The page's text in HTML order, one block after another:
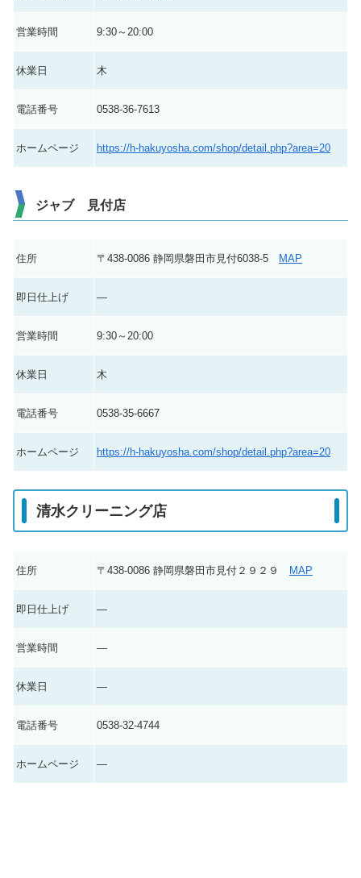
営業時間 9:30～20:00
休業日 木
電話番号 0538-36-7613
ホームページ https://h-hakuyosha.com/shop/detail.php?area=20
ジャブ 見付店
住所 〒438-0086 静岡県磐田市見付6038-5 MAP
即日仕上げ ―
営業時間 9:30～20:00
休業日 木
電話番号 0538-35-6667
ホームページ https://h-hakuyosha.com/shop/detail.php?area=20
清水クリーニング店
住所 〒438-0086 静岡県磐田市見付２９２９ MAP
即日仕上げ ―
営業時間 ―
休業日 ―
電話番号 0538-32-4744
ホームページ ―